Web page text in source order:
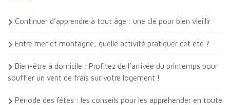
Continuer d’apprendre à tout âge : une clé pour bien vieillir
Entre mer et montagne, quelle activité pratiquer cet été ?
Bien-être à domicile : Profitez de l’arrivée du printemps pour
souffler un vent de frais sur votre logement !
Période des fêtes : les conseils pour les appréhender en toute